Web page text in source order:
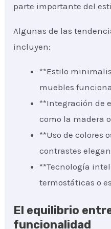
parte importante del
Algunas de las
incluyen:
**Estilo
muebles
**Integración de
como la madera
**Uso de colores
contrastes
**Tecnología
termostáticas o
El equilibrio
funcionalidad